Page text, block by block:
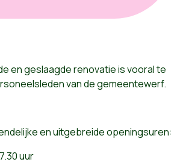
en geslaagde renovatie is vooral te
van de gemeentewerf.
en uitgebreide openingsuren:
uur